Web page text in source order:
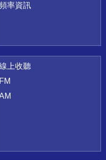
率資訊
上收聽
FM